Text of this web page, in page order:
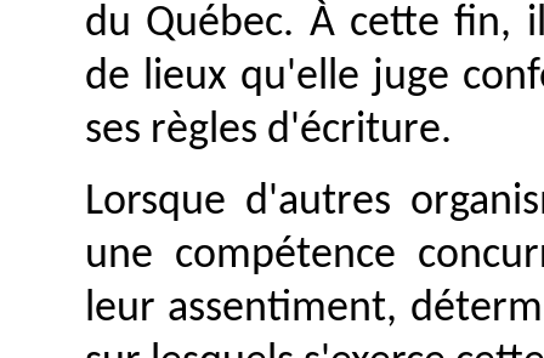
du Québec. À cette fin,
de lieux qu'elle juge
ses règles d'écriture.
Lorsque d'autres
une compétence
leur assentiment,